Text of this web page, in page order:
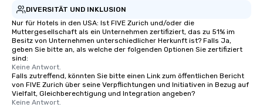
DIVERSITÄT UND INKLUSION
Nur für Hotels in den USA: Ist FIVE Zurich und/oder die
Muttergesellschaft als ein Unternehmen zertifiziert, das zu 51% im
Besitz von Unternehmen unterschiedlicher Herkunft ist? Falls Ja,
geben Sie bitte an, als welche der folgenden Optionen Sie zertifiziert
sind:
Keine Antwort.
Falls zutreffend, könnten Sie bitte einen Link zum öffentlichen Bericht
von FIVE Zurich über seine Verpflichtungen und Initiativen in Bezug auf
Vielfalt, Gleichberechtigung und Integration angeben?
Keine Antwort.